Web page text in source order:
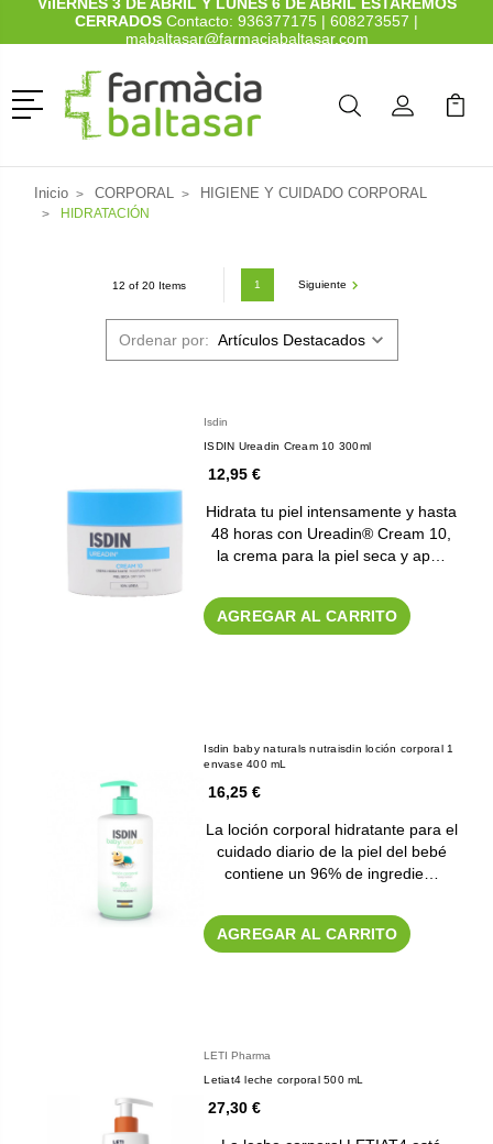
CERRADOS Contacto: 936377175 | 608273557 |
mabaltasar@farmaciabaltasar.com
Menú
BuscarMi Cuenta
Mi
Inicio CORPORAL HIGIENE Y CUIDADO CORPORAL
HIDRATACIÓN
12 of 20 Items 1 Siguiente
Ordenar por:
Isdin
ISDIN Ureadin Cream 10 300ml
12,95 €
Hidrata tu piel intensamente y hasta
48 horas con Ureadin® Cream 10,
la crema para la piel seca y ap…
AGREGAR AL CARRITO
Isdin baby naturals nutraisdin loción corporal 1
envase 400 mL
16,25 €
La loción corporal hidratante para el
cuidado diario de la piel del bebé
contiene un 96% de ingredie…
AGREGAR AL CARRITO
LETI Pharma
Letiat4 leche corporal 500 mL
27,30 €